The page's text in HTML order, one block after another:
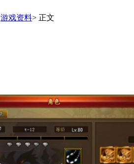
游戏资料> 正文